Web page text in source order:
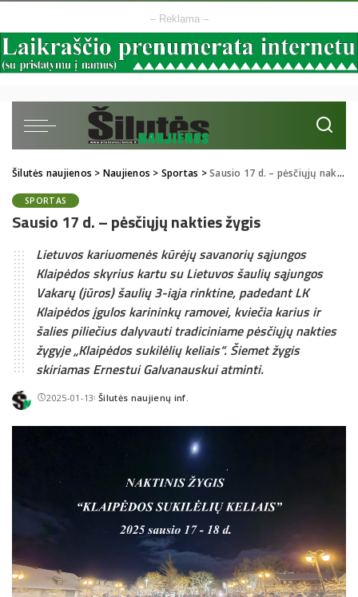
– Reklama –
Šilutės naujienos > Naujienos > Sportas >Sausio 17 d. – pėsčiųjų nakties žygis
SPORTAS
Sausio 17 d. – pėsčiųjų nakties žygis
Lietuvos kariuomenės kūrėjų savanorių sąjungos
Klaipėdos skyrius kartu su Lietuvos šaulių sąjungos
Vakarų (jūros) šaulių 3-iąja rinktine, padedant LK
Klaipėdos įgulos karininkų ramovei, kviečia karius ir
šalies piliečius dalyvauti tradiciniame pėsčiųjų nakties
žygyje „Klaipėdos sukilėlių keliais“. Šiemet žygis
skiriamas Ernestui Galvanauskui atminti.
2025-01-13Posted
Šilutės naujienų inf.